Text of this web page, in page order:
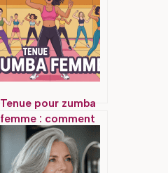
Tenue pour zumba
femme : comment
bien s’habiller pour
vos cours